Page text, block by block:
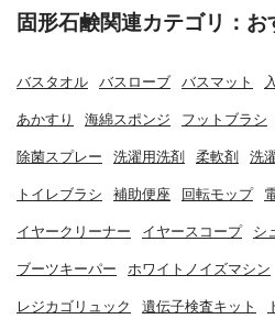
固形石鹸関連カテゴリ：
バスタオル バスローブ バスマット
あかすり 海綿スポンジ フットブラシ
除菌スプレー 洗濯用洗剤 柔軟剤 洗
トイレブラシ 補助便座 回転モップ
イヤークリーナー イヤースコープ シ
ブーツキーパー ホワイトノイズマシン
レジカゴリュック 遺伝子検査キット